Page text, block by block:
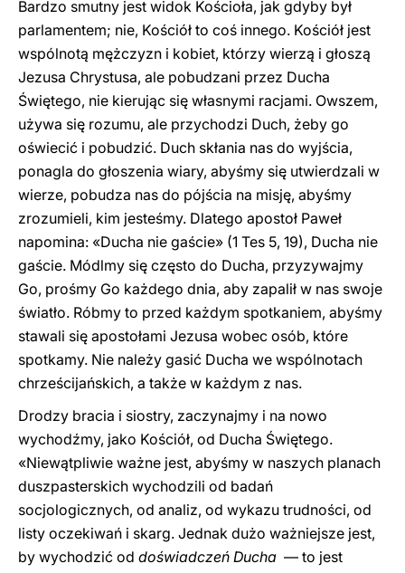
Bardzo smutny jest widok Kościoła, jak gdyby był
parlamentem; nie, Kościół to coś innego. Kościół jest
wspólnotą mężczyzn i kobiet, którzy wierzą i głoszą
Jezusa Chrystusa, ale pobudzani przez Ducha
Świętego, nie kierując się własnymi racjami. Owszem,
używa się rozumu, ale przychodzi Duch, żeby go
oświecić i pobudzić. Duch skłania nas do wyjścia,
ponagla do głoszenia wiary, abyśmy się utwierdzali w
wierze, pobudza nas do pójścia na misję, abyśmy
zrozumieli, kim jesteśmy. Dlatego apostoł Paweł
napomina: «Ducha nie gaście» (1 Tes 5, 19), Ducha nie
gaście. Módlmy się często do Ducha, przyzywajmy
Go, prośmy Go każdego dnia, aby zapalił w nas swoje
światło. Róbmy to przed każdym spotkaniem, abyśmy
stawali się apostołami Jezusa wobec osób, które
spotkamy. Nie należy gasić Ducha we wspólnotach
chrześcijańskich, a także w każdym z nas.
Drodzy bracia i siostry, zaczynajmy i na nowo
wychodźmy, jako Kościół, od Ducha Świętego.
«Niewątpliwie ważne jest, abyśmy w naszych planach
duszpasterskich wychodzili od badań
socjologicznych, od analiz, od wykazu trudności, od
listy oczekiwań i skarg. Jednak dużo ważniejsze jest,
by wychodzić od doświadczeń Ducha — to jest